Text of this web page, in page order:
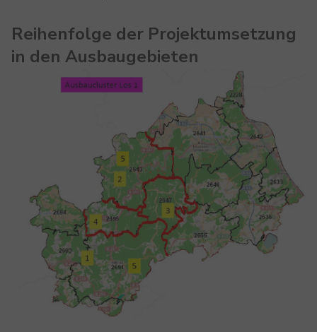
Reihenfolge der Projektumsetzung
in den Ausbaugebieten
Show larger version for: